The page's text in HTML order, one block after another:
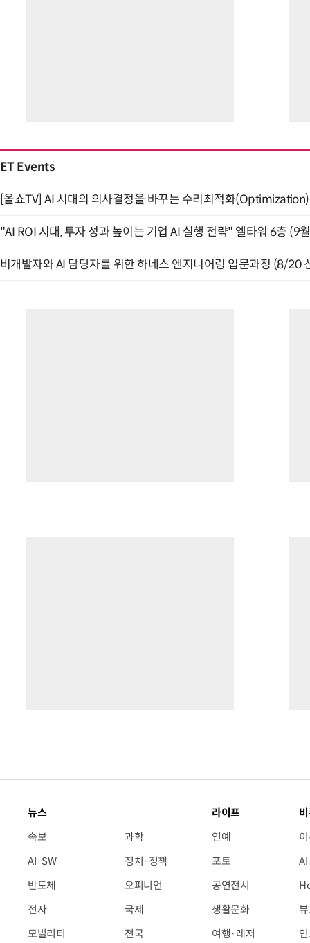
ET Events
[올쇼TV] AI 시대의 의사결정을 바꾸는 수리최적화
"AI ROI 시대, 투자 성과 높이는 기업 AI 실행 전략" 엘타워 6층 (9
비개발자와 AI 담당자를 위한 하네스 엔지니어링 입문과정 (8/20
뉴스
속보
AI·SW
반도체
전자
모빌리티
과학
정치·정책
오피니언
국제
전국
라이프
연예
포토
공연전시
생활문화
여행·레저